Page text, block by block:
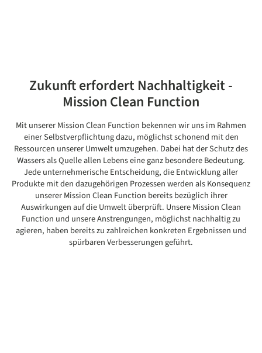
Zukunft erfordert Nachhaltigkeit -
Mission Clean Function
Mit unserer Mission Clean Function bekennen wir uns im Rahmen
einer Selbstverpflichtung dazu, möglichst schonend mit den
Ressourcen unserer Umwelt umzugehen. Dabei hat der Schutz des
Wassers als Quelle allen Lebens eine ganz besondere Bedeutung.
Jede unternehmerische Entscheidung, die Entwicklung aller
Produkte mit den dazugehörigen Prozessen werden als Konsequenz
unserer Mission Clean Function bereits bezüglich ihrer
Auswirkungen auf die Umwelt überprüft. Unsere Mission Clean
Function und unsere Anstrengungen, möglichst nachhaltig zu
agieren, haben bereits zu zahlreichen konkreten Ergebnissen und
spürbaren Verbesserungen geführt.